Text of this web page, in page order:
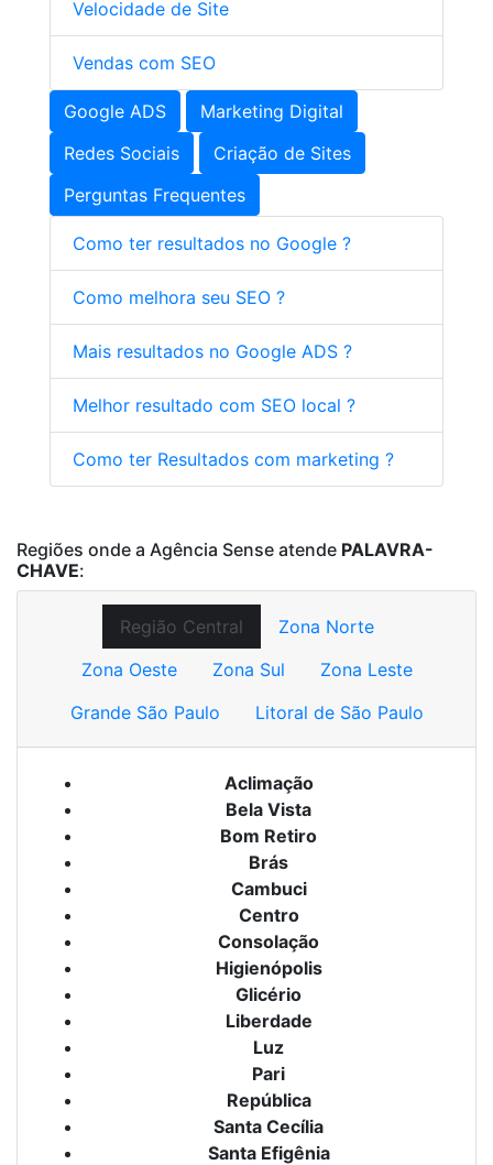
Velocidade de Site
Vendas com SEO
Google ADS
Marketing Digital
Redes Sociais
Criação de Sites
Perguntas Frequentes
Como ter resultados no Google ?
Como melhora seu SEO ?
Mais resultados no Google ADS ?
Melhor resultado com SEO local ?
Como ter Resultados com marketing ?
Regiões onde a Agência Sense atende PALAVRA-
CHAVE:
Região Central
Zona Norte
Zona Oeste
Zona Sul
Zona Leste
Grande São Paulo
Litoral de São Paulo
Aclimação
Bela Vista
Bom Retiro
Brás
Cambuci
Centro
Consolação
Higienópolis
Glicério
Liberdade
Luz
Pari
República
Santa Cecília
Santa Efigênia